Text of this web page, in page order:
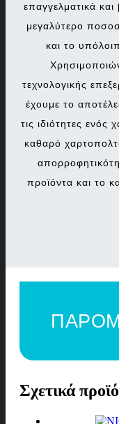
επαγγελματικά
μεγαλύτερο
και το
τεχνολογικής
έχουμε το
τις ιδιότητες
καθαρό
προϊόντα και το
Σχετικά